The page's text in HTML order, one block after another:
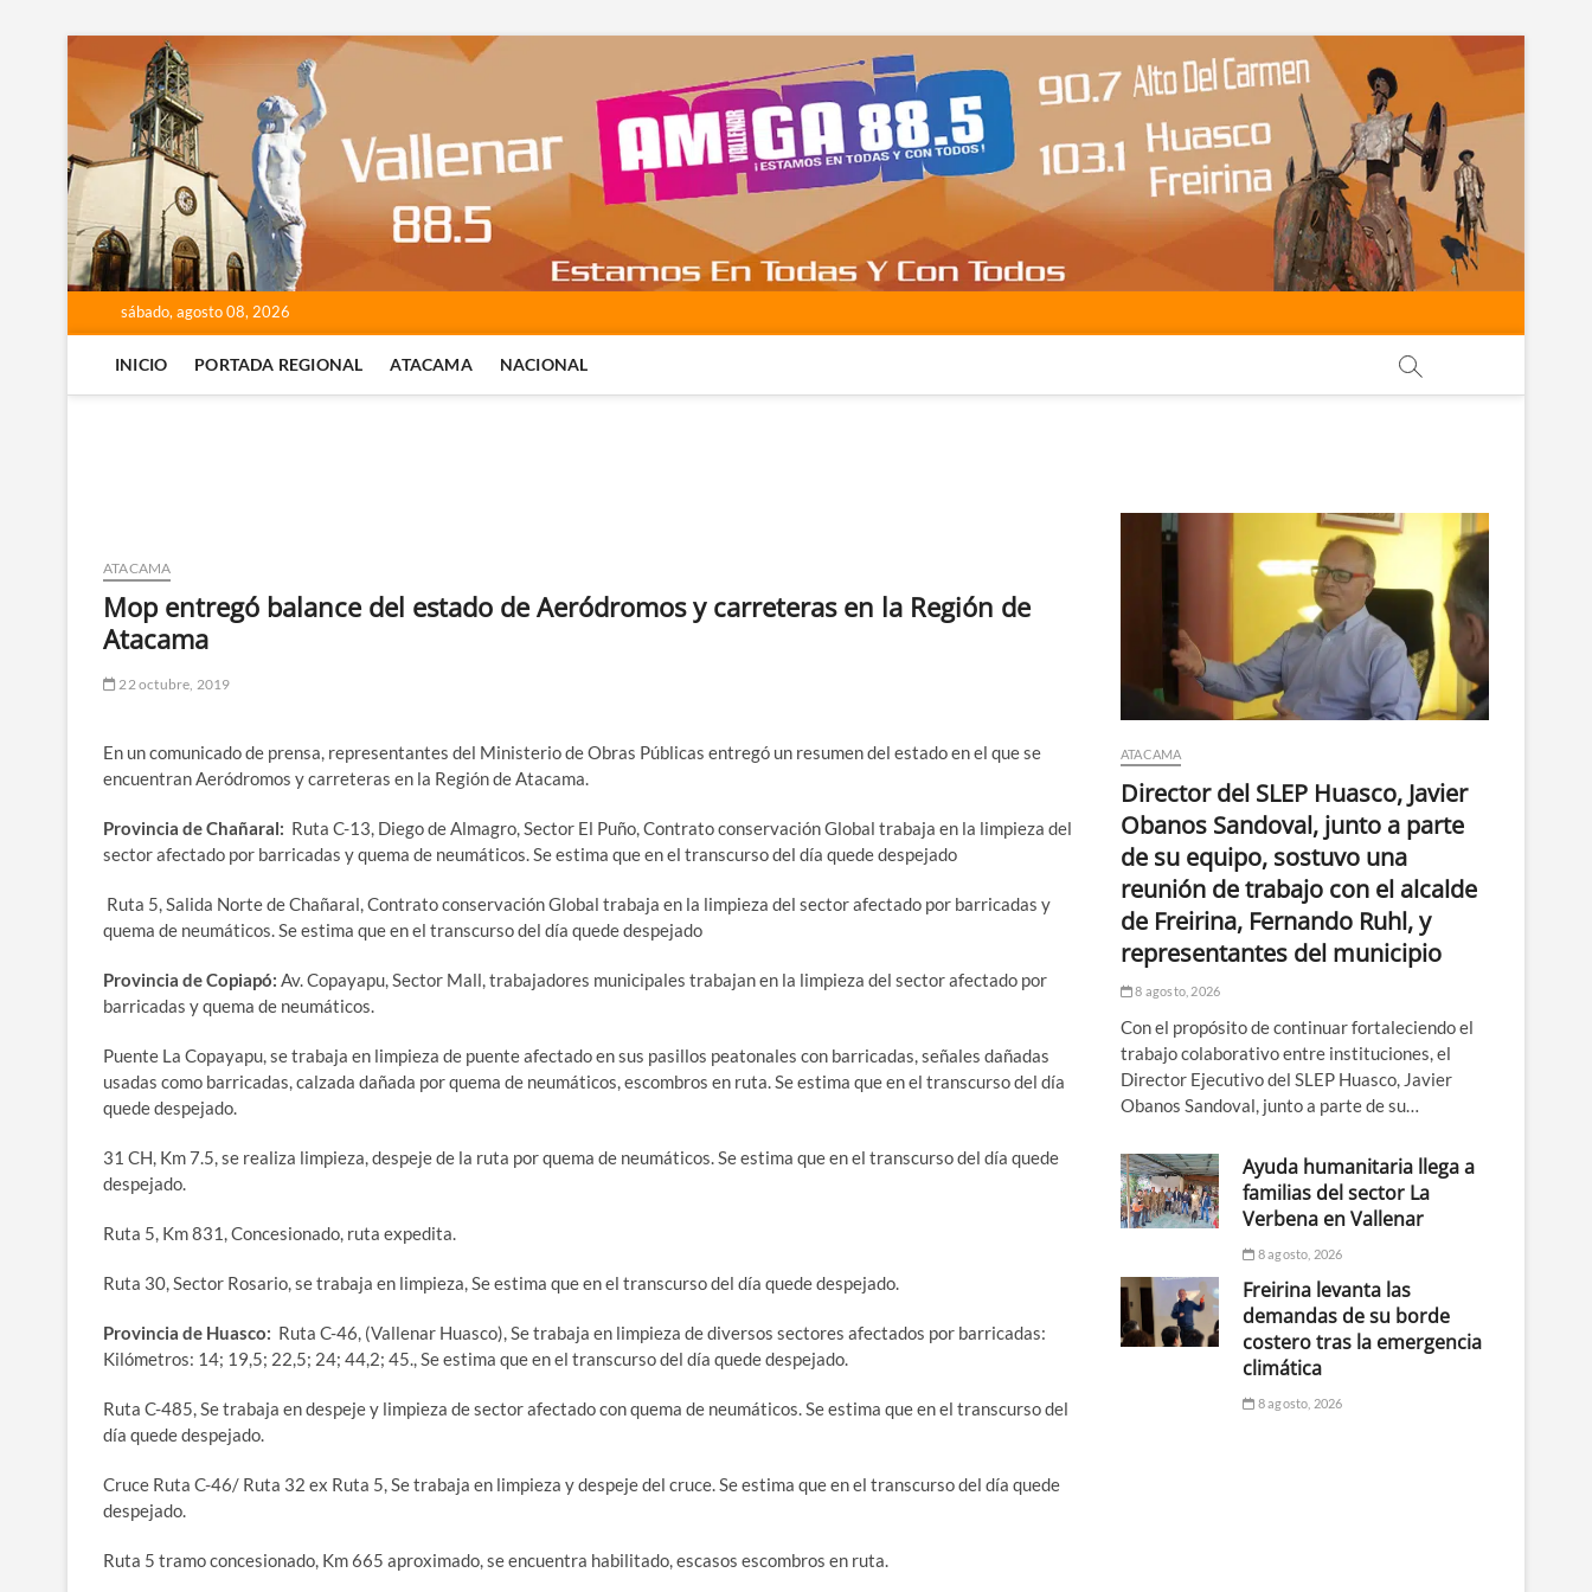
contenido
sábado, agosto 08, 2026
INICIO PORTADA REGIONAL ATACAMA NACIONAL
ATACAMA
Mop entregó balance del estado de Aeródromos y carreteras en la Región de
Atacama
22 octubre, 2019
En un comunicado de prensa, representantes del Ministerio de Obras Públicas entregó un resumen del estado en el que se
encuentran Aeródromos y carreteras en la Región de Atacama.
Provincia de Chañaral: Ruta C-13, Diego de Almagro, Sector El Puño, Contrato conservación Global trabaja en la limpieza del
sector afectado por barricadas y quema de neumáticos. Se estima que en el transcurso del día quede despejado
Ruta 5, Salida Norte de Chañaral, Contrato conservación Global trabaja en la limpieza del sector afectado por barricadas y
quema de neumáticos. Se estima que en el transcurso del día quede despejado
Provincia de Copiapó: Av. Copayapu, Sector Mall, trabajadores municipales trabajan en la limpieza del sector afectado por
barricadas y quema de neumáticos.
Puente La Copayapu, se trabaja en limpieza de puente afectado en sus pasillos peatonales con barricadas, señales dañadas
usadas como barricadas, calzada dañada por quema de neumáticos, escombros en ruta. Se estima que en el transcurso del día
quede despejado.
31 CH, Km 7.5, se realiza limpieza, despeje de la ruta por quema de neumáticos. Se estima que en el transcurso del día quede
despejado.
Ruta 5, Km 831, Concesionado, ruta expedita.
Ruta 30, Sector Rosario, se trabaja en limpieza, Se estima que en el transcurso del día quede despejado.
Provincia de Huasco: Ruta C-46, (Vallenar Huasco), Se trabaja en limpieza de diversos sectores afectados por barricadas:
Kilómetros: 14; 19,5; 22,5; 24; 44,2; 45., Se estima que en el transcurso del día quede despejado.
Ruta C-485, Se trabaja en despeje y limpieza de sector afectado con quema de neumáticos. Se estima que en el transcurso del
día quede despejado.
Cruce Ruta C-46/ Ruta 32 ex Ruta 5, Se trabaja en limpieza y despeje del cruce. Se estima que en el transcurso del día quede
despejado.
Ruta 5 tramo concesionado, Km 665 aproximado, se encuentra habilitado, escasos escombros en ruta.
ATACAMA
Director del SLEP Huasco, Javier
Obanos Sandoval, junto a parte
de su equipo, sostuvo una
reunión de trabajo con el alcalde
de Freirina, Fernando Ruhl, y
representantes del municipio
8 agosto, 2026
Con el propósito de continuar fortaleciendo el
trabajo colaborativo entre instituciones, el
Director Ejecutivo del SLEP Huasco, Javier
Obanos Sandoval, junto a parte de su…
Ayuda humanitaria llega a
familias del sector La
Verbena en Vallenar
8 agosto, 2026
Freirina levanta las
demandas de su borde
costero tras la emergencia
climática
8 agosto, 2026